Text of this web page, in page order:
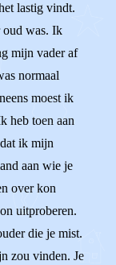
lastig vindt.
oud was. Ik
mijn vader af
normaal
moest ik
heb toen aan
ik mijn
aan wie je
over kon
uitproberen.
die je mist.
zou vinden. Je